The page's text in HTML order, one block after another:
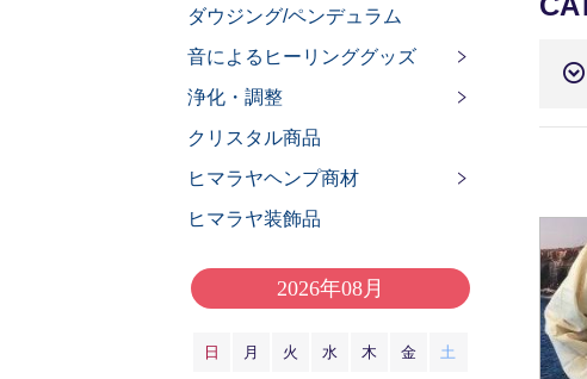
ダウジング/ペンデュラム
音によるヒーリンググッズ
浄化・調整
クリスタル商品
ヒマラヤヘンプ商材
ヒマラヤ装飾品
2026年08月
日 月 火 水 木 金 土